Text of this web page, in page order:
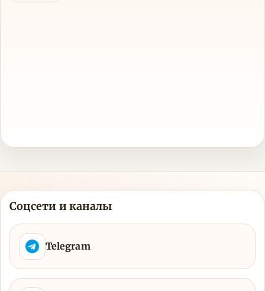
Соцсети и каналы
Telegram